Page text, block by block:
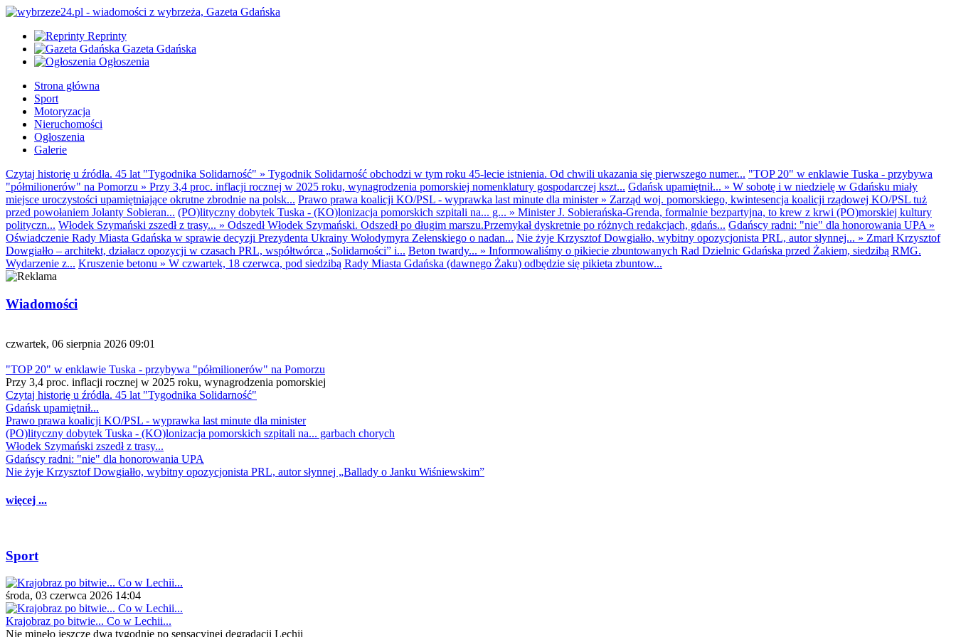
Reprinty
Gazeta Gdańska
Ogłoszenia
Strona główna
Sport
Motoryzacja
Nieruchomości
Ogłoszenia
Galerie
Czytaj historię u źródła. 45 lat "Tygodnika Solidarność" » Tygodnik Solidarność obchodzi w tym roku 45-lecie istnienia. Od chwili ukazania się pierwszego numer... "TOP 20" w enklawie Tuska - przybywa
"półmilionerów" na Pomorzu » Przy 3,4 proc. inflacji rocznej w 2025 roku, wynagrodzenia pomorskiej nomenklatury gospodarczej kszt... Gdańsk upamiętnił... » W sobotę i w niedzielę w Gdańsku miały
miejsce uroczystości upamiętniające okrutne zbrodnie na polsk... Prawo prawa koalicji KO/PSL - wyprawka last minute dla minister» Zarząd woj. pomorskiego, kwintesencja koalicji rządowej KO/PSL tuż
przed powołaniem Jolanty Sobieran... (PO)lityczny dobytek Tuska - (KO)lonizacja pomorskich szpitali na... g... » Minister J. Sobierańska-Grenda, formalnie bezpartyjna, to krew z krwi (PO)morskiej kultury
polityczn... Włodek Szymański zszedł z trasy... » Odszedł Włodek Szymański. Odszedł po długim marszu.Przemykał dyskretnie po różnych redakcjach, gdańs... Gdańscy radni: "nie" dla honorowania UPA »
Oświadczenie Rady Miasta Gdańska w sprawie decyzji Prezydenta Ukrainy Wołodymyra Zełenskiego o nadan... Nie żyje Krzysztof Dowgiałło, wybitny opozycjonista PRL, autor słynnej... » Zmarł Krzysztof
Dowgiałło – architekt, działacz opozycji w czasach PRL, współtwórca „Solidarności” i... Beton twardy... » Informowaliśmy o pikiecie zbuntowanych Rad Dzielnic Gdańska przed Żakiem, siedzibą RMG.
Wydarzenie z... Kruszenie betonu » W czwartek, 18 czerwca, pod siedzibą Rady Miasta Gdańska (dawnego Żaku) odbędzie się pikieta zbuntow...
Wiadomości
czwartek, 06 sierpnia 2026 09:01
"TOP 20" w enklawie Tuska - przybywa "półmilionerów" na Pomorzu
Przy 3,4 proc. inflacji rocznej w 2025 roku, wynagrodzenia pomorskiej
Czytaj historię u źródła. 45 lat "Tygodnika Solidarność"
Gdańsk upamiętnił...
Prawo prawa koalicji KO/PSL - wyprawka last minute dla minister
(PO)lityczny dobytek Tuska - (KO)lonizacja pomorskich szpitali na... garbach chorych
Włodek Szymański zszedł z trasy...
Gdańscy radni: "nie" dla honorowania UPA
Nie żyje Krzysztof Dowgiałło, wybitny opozycjonista PRL, autor słynnej „Ballady o Janku Wiśniewskim”
więcej ...
Sport
środa, 03 czerwca 2026 14:04
Krajobraz po bitwie... Co w Lechii...
Nie minęło jeszcze dwa tygodnie po sensacyjnej degradacji Lechii